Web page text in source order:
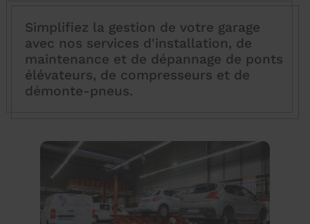
Simplifiez la gestion de votre garage
avec nos services d'installation, de
maintenance et de dépannage de ponts
élévateurs, de compresseurs et de
démonte-pneus.